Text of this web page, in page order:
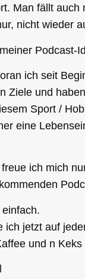
Man fällt
nicht wieder
Podcast-
ich seit
Ziele und
Sport /
eine
ich mich
ich jetzt auf
und n Keks